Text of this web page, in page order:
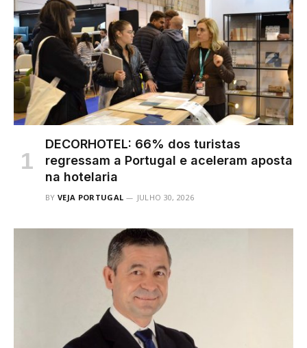
DECORHOTEL: 66% dos turistas
regressam a Portugal e aceleram aposta
na hotelaria
BY VEJA PORTUGAL JULHO 30, 2026